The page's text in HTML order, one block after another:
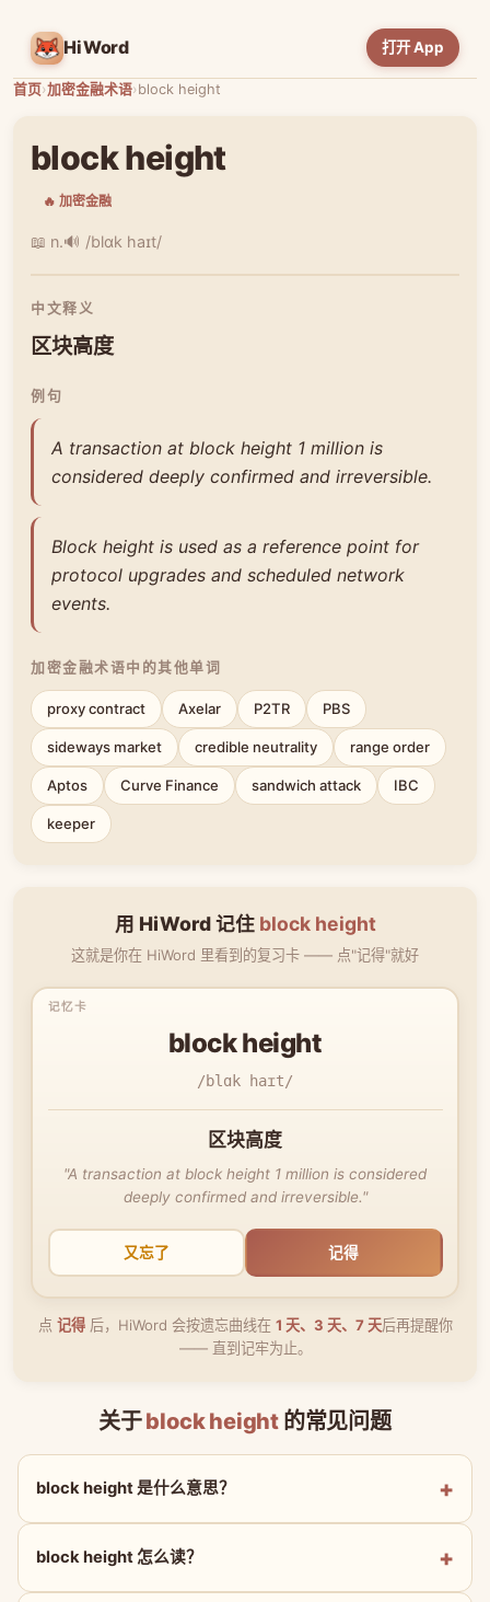
HiWord 打开 App
首页›加密金融术语›block height
block height
🔥 加密金融
📖 n.🔊 /blɑk haɪt/
中文释义
区块高度
例句
A transaction at block height 1 million is
considered deeply confirmed and irreversible.
Block height is used as a reference point for
protocol upgrades and scheduled network
events.
加密金融术语中的其他单词
proxy contract Axelar P2TR PBS
sideways market credible neutrality range order
Aptos Curve Finance sandwich attack IBC
keeper
用 HiWord 记住 block height
这就是你在 HiWord 里看到的复习卡 —— 点"记得"就好
block height
/blɑk haɪt/
区块高度
"A transaction at block height 1 million is considered
deeply confirmed and irreversible."
又忘了 记得
点 记得后，HiWord 会按遗忘曲线在 1 天、3 天、7 天后再提醒你
—— 直到记牢为止。
关于block height 的常见问题
block height 是什么意思？
block height 怎么读？